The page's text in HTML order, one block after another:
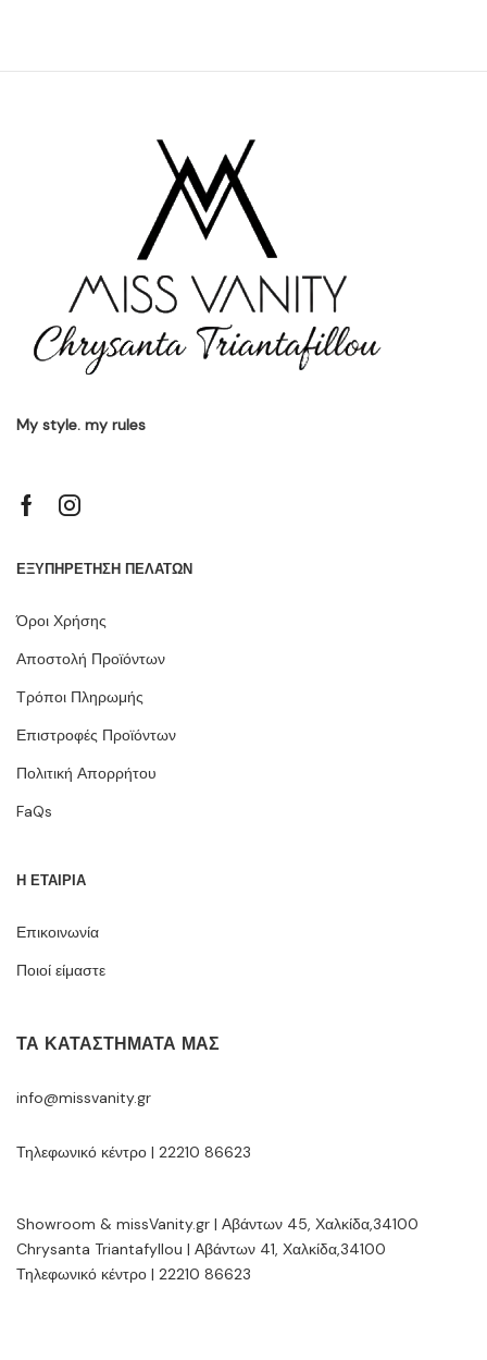
My style. my rules
ΕΞΥΠΗΡΕΤΗΣΗ ΠΕΛΑΤΩΝ
Όροι Χρήσης
Αποστολή Προϊόντων
Τρόποι Πληρωμής
Επιστροφές Προϊόντων
Πολιτική Απορρήτου
FaQs
Η ΕΤΑΙΡΙΑ
Επικοινωνία
Ποιοί είμαστε
ΤΑ ΚΑΤΑΣΤΉΜΑΤΆ ΜΑΣ
info@missvanity.gr
Τηλεφωνικό κέντρο | 22210 86623
Showroom & missVanity.gr | Αβάντων 45, Χαλκίδα,34100
Chrysanta Triantafyllou | Αβάντων 41, Χαλκίδα,34100
Τηλεφωνικό κέντρο | 22210 86623